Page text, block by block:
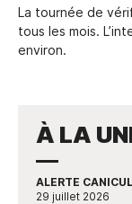
La tournée de
tous les mois.
environ.
À LA
ALERTE
29 juillet 2026